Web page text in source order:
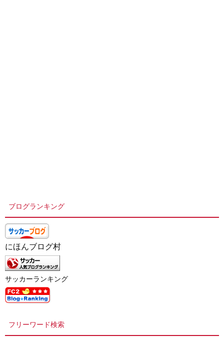
ブログランキング
にほんブログ村
サッカーランキング
フリーワード検索